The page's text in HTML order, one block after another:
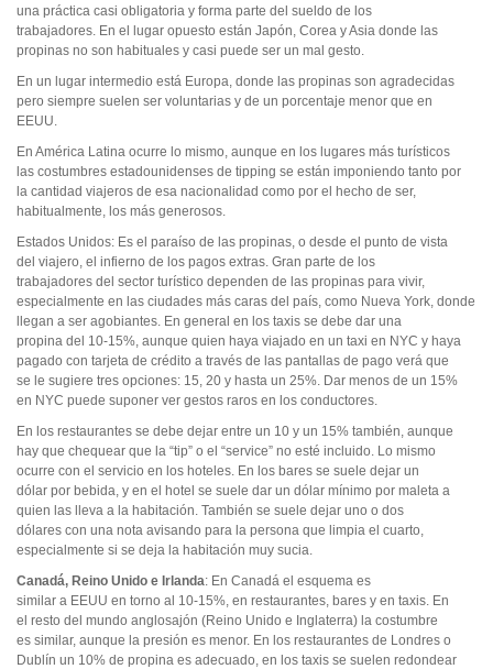
una práctica casi obligatoria y forma parte del sueldo de los
trabajadores. En el lugar opuesto están Japón, Corea y Asia donde las
propinas no son habituales y casi puede ser un mal gesto.
En un lugar intermedio está Europa, donde las propinas son agradecidas
pero siempre suelen ser voluntarias y de un porcentaje menor que en
EEUU.
En América Latina ocurre lo mismo, aunque en los lugares más turísticos
las costumbres estadounidenses de tipping se están imponiendo tanto por
la cantidad viajeros de esa nacionalidad como por el hecho de ser,
habitualmente, los más generosos.
Estados Unidos: Es el paraíso de las propinas, o desde el punto de vista
del viajero, el infierno de los pagos extras. Gran parte de los
trabajadores del sector turístico dependen de las propinas para vivir,
especialmente en las ciudades más caras del país, como Nueva York, donde
llegan a ser agobiantes. En general en los taxis se debe dar una
propina del 10-15%, aunque quien haya viajado en un taxi en NYC y haya
pagado con tarjeta de crédito a través de las pantallas de pago verá que
se le sugiere tres opciones: 15, 20 y hasta un 25%. Dar menos de un 15%
en NYC puede suponer ver gestos raros en los conductores.
En los restaurantes se debe dejar entre un 10 y un 15% también, aunque
hay que chequear que la “tip” o el “service” no esté incluido. Lo mismo
ocurre con el servicio en los hoteles. En los bares se suele dejar un
dólar por bebida, y en el hotel se suele dar un dólar mínimo por maleta a
quien las lleva a la habitación. También se suele dejar uno o dos
dólares con una nota avisando para la persona que limpia el cuarto,
especialmente si se deja la habitación muy sucia.
Canadá, Reino Unido e Irlanda: En Canadá el esquema es
similar a EEUU en torno al 10-15%, en restaurantes, bares y en taxis. En
el resto del mundo anglosajón (Reino Unido e Inglaterra) la costumbre
es similar, aunque la presión es menor. En los restaurantes de Londres o
Dublín un 10% de propina es adecuado, en los taxis se suelen redondear